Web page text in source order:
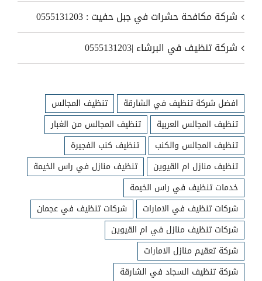
شركة مكافحة حشرات في جبل حفيت : 0555131203
شركة تنظيف في البرشاء |0555131203
افضل شركة تنظيف في الشارقة
تنظيف المجالس
تنظيف المجالس العربية
تنظيف المجالس من الغبار
تنظيف المجالس والكنب
تنظيف كنب الفجيرة
تنظيف منازل ام القيوين
تنظيف منازل في راس الخيمة
خدمات تنظيف في راس الخيمة
شركات تنظيف في الامارات
شركات تنظيف في عجمان
شركات تنظيف منازل في ام القيوين
شركة تعقيم منازل الامارات
شركة تنظيف السجاد في الشارقة